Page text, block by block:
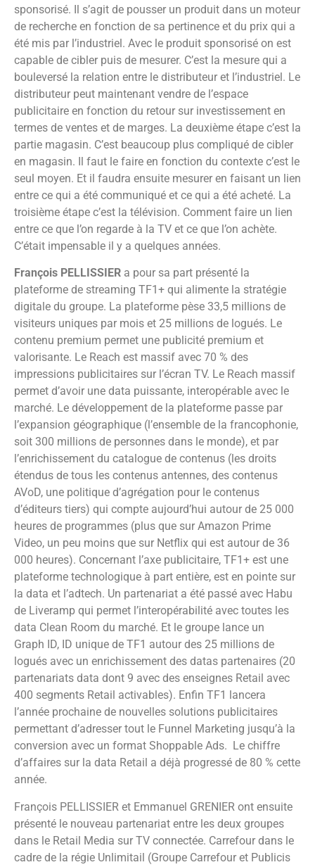
sponsorisé. Il s’agit de pousser un produit dans un moteur
de recherche en fonction de sa pertinence et du prix qui a
été mis par l’industriel. Avec le produit sponsorisé on est
capable de cibler puis de mesurer. C’est la mesure qui a
bouleversé la relation entre le distributeur et l’industriel. Le
distributeur peut maintenant vendre de l’espace
publicitaire en fonction du retour sur investissement en
termes de ventes et de marges. La deuxième étape c’est la
partie magasin. C’est beaucoup plus compliqué de cibler
en magasin. Il faut le faire en fonction du contexte c’est le
seul moyen. Et il faudra ensuite mesurer en faisant un lien
entre ce qui a été communiqué et ce qui a été acheté. La
troisième étape c’est la télévision. Comment faire un lien
entre ce que l’on regarde à la TV et ce que l’on achète.
C’était impensable il y a quelques années.
François PELLISSIER a pour sa part présenté la
plateforme de streaming TF1+ qui alimente la stratégie
digitale du groupe. La plateforme pèse 33,5 millions de
visiteurs uniques par mois et 25 millions de logués. Le
contenu premium permet une publicité premium et
valorisante. Le Reach est massif avec 70 % des
impressions publicitaires sur l’écran TV. Le Reach massif
permet d’avoir une data puissante, interopérable avec le
marché. Le développement de la plateforme passe par
l’expansion géographique (l’ensemble de la francophonie,
soit 300 millions de personnes dans le monde), et par
l’enrichissement du catalogue de contenus (les droits
étendus de tous les contenus antennes, des contenus
AVoD, une politique d’agrégation pour le contenus
d’éditeurs tiers) qui compte aujourd’hui autour de 25 000
heures de programmes (plus que sur Amazon Prime
Video, un peu moins que sur Netflix qui est autour de 36
000 heures). Concernant l’axe publicitaire, TF1+ est une
plateforme technologique à part entière, est en pointe sur
la data et l’adtech. Un partenariat a été passé avec Habu
de Liveramp qui permet l’interopérabilité avec toutes les
data Clean Room du marché. Et le groupe lance un
Graph ID, ID unique de TF1 autour des 25 millions de
logués avec un enrichissement des datas partenaires (20
partenariats data dont 9 avec des enseignes Retail avec
400 segments Retail activables). Enfin TF1 lancera
l’année prochaine de nouvelles solutions publicitaires
permettant d’adresser tout le Funnel Marketing jusqu’à la
conversion avec un format Shoppable Ads. Le chiffre
d’affaires sur la data Retail a déjà progressé de 80 % cette
année.
François PELLISSIER et Emmanuel GRENIER ont ensuite
présenté le nouveau partenariat entre les deux groupes
dans le Retail Media sur TV connectée. Carrefour dans le
cadre de la régie Unlimitail (Groupe Carrefour et Publicis